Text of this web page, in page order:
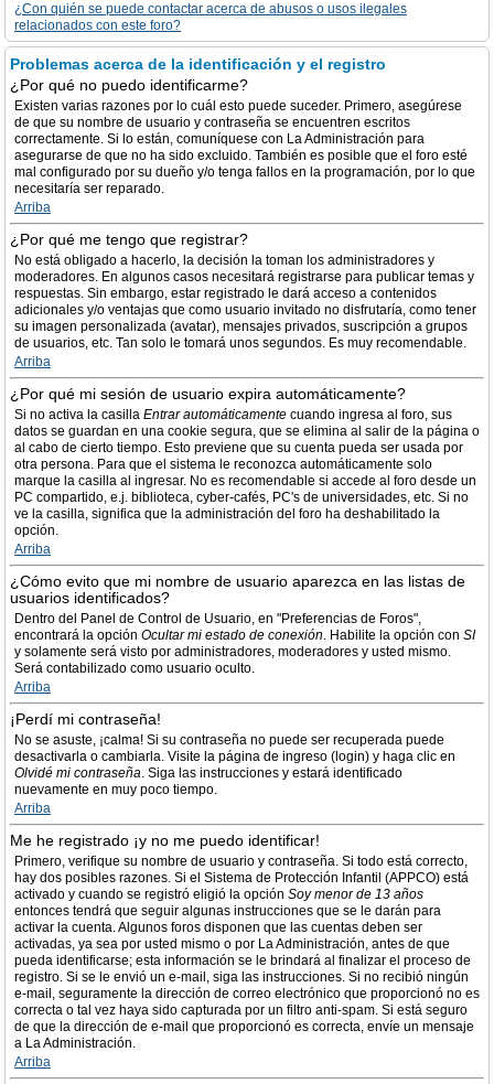
¿Con quién se puede contactar acerca de abusos o usos ilegales
relacionados con este foro?
Problemas acerca de la identificación y el registro
¿Por qué no puedo identificarme?
Existen varias razones por lo cuál esto puede suceder. Primero, asegúrese
de que su nombre de usuario y contraseña se encuentren escritos
correctamente. Si lo están, comuníquese con La Administración para
asegurarse de que no ha sido excluido. También es posible que el foro esté
mal configurado por su dueño y/o tenga fallos en la programación, por lo que
necesitaría ser reparado.
Arriba
¿Por qué me tengo que registrar?
No está obligado a hacerlo, la decisión la toman los administradores y
moderadores. En algunos casos necesitará registrarse para publicar temas y
respuestas. Sin embargo, estar registrado le dará acceso a contenidos
adicionales y/o ventajas que como usuario invitado no disfrutaría, como tener
su imagen personalizada (avatar), mensajes privados, suscripción a grupos
de usuarios, etc. Tan solo le tomará unos segundos. Es muy recomendable.
Arriba
¿Por qué mi sesión de usuario expira automáticamente?
Si no activa la casilla Entrar automáticamente cuando ingresa al foro, sus
datos se guardan en una cookie segura, que se elimina al salir de la página o
al cabo de cierto tiempo. Esto previene que su cuenta pueda ser usada por
otra persona. Para que el sistema le reconozca automáticamente solo
marque la casilla al ingresar. No es recomendable si accede al foro desde un
PC compartido, e.j. biblioteca, cyber-cafés, PC's de universidades, etc. Si no
ve la casilla, significa que la administración del foro ha deshabilitado la
opción.
Arriba
¿Cómo evito que mi nombre de usuario aparezca en las listas de
usuarios identificados?
Dentro del Panel de Control de Usuario, en "Preferencias de Foros",
encontrará la opción Ocultar mi estado de conexión. Habilite la opción con SI
y solamente será visto por administradores, moderadores y usted mismo.
Será contabilizado como usuario oculto.
Arriba
¡Perdí mi contraseña!
No se asuste, ¡calma! Si su contraseña no puede ser recuperada puede
desactivarla o cambiarla. Visite la página de ingreso (login) y haga clic en
Olvidé mi contraseña. Siga las instrucciones y estará identificado
nuevamente en muy poco tiempo.
Arriba
Me he registrado ¡y no me puedo identificar!
Primero, verifique su nombre de usuario y contraseña. Si todo está correcto,
hay dos posibles razones. Si el Sistema de Protección Infantil (APPCO) está
activado y cuando se registró eligió la opción Soy menor de 13 años
entonces tendrá que seguir algunas instrucciones que se le darán para
activar la cuenta. Algunos foros disponen que las cuentas deben ser
activadas, ya sea por usted mismo o por La Administración, antes de que
pueda identificarse; esta información se le brindará al finalizar el proceso de
registro. Si se le envió un e-mail, siga las instrucciones. Si no recibió ningún
e-mail, seguramente la dirección de correo electrónico que proporcionó no es
correcta o tal vez haya sido capturada por un filtro anti-spam. Si está seguro
de que la dirección de e-mail que proporcionó es correcta, envíe un mensaje
a La Administración.
Arriba